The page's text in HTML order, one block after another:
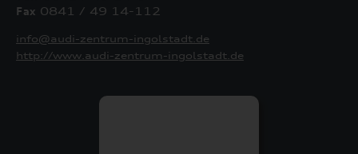
Fax 0841 / 49 14-112
info@audi-zentrum-ingolstadt.de
http://www.audi-zentrum-ingolstadt.de